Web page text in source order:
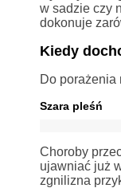
w sadzie czy
dokonuje
Kiedy
Do porażenia
Szara pleśń
Choroby
ujawniać już
zgnilizna